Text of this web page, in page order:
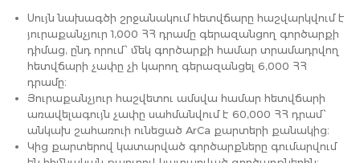
Սույն նախագծի շրջանակում հետվճարը հաշվարկվում է
յուրաքանչյուր 1,000 ՀՀ դրամը գերազանցող գործարքի
դիմաց, ընդ որում՝ մեկ գործարքի համար տրամադրվող
հետվճարի չափը չի կարող գերազանցել 6,000 ՀՀ
դրամը։
Յուրաքանչյուր հաշվետու ամսվա համար հետվճարի
առավելագույն չափը սահմանվում է 60,000 ՀՀ դրամ՝
անկախ շահառուի ունեցած ArCa քարտերի քանակից։
Կից քարտերով կատարված գործարքները գումարվում